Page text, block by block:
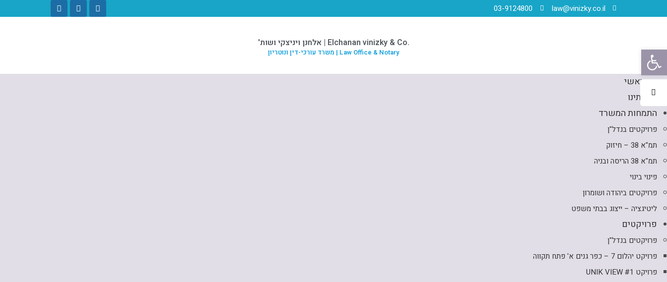
law@vinizky.co.il
03-9124800
.Elchanan vinizky & Co | אלחנן ויניצקי ושות'
Law Office & Notary | משרד עורכי-דין ונוטריון
דף ראשי
אודותינו
התמחות המשרד
פרויקטים בנדל"ן
תמ"א 38 – חיזוק
תמ"א 38 הריסה ובניה
פינוי בינוי
פרויקטים ביהודה ושומרון
ליטיגציה – ייצוג בבתי משפט
פרויקטים
פרויקטים בנדל"ן
פרויקט יהלום 7 – כפר גנים א' פתח תקווה
פרויקט UNIK VIEW #1
פתח סרגל נגישות